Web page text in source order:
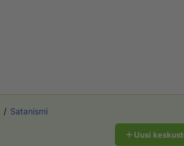
Satanismi
Uusi